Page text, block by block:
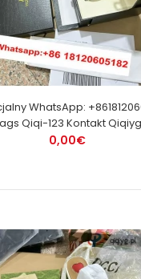
WhatsApp:
Qiqi-123 Kontakt Qiqiyg
0,00€